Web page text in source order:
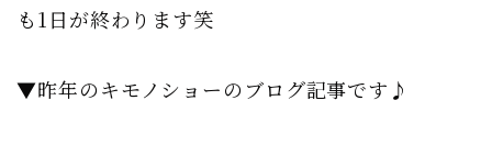
も1日が終わります笑
▼昨年のキモノショーのブログ記事です♪